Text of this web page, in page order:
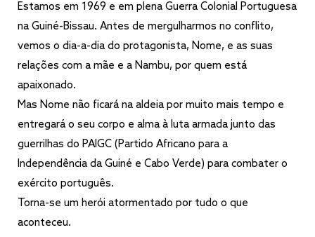
Estamos em 1969 e em plena Guerra Colonial Portuguesa
na Guiné-Bissau. Antes de mergulharmos no conflito,
vemos o dia-a-dia do protagonista, Nome, e as suas
relações com a mãe e a Nambu, por quem está
apaixonado.
Mas Nome não ficará na aldeia por muito mais tempo e
entregará o seu corpo e alma à luta armada junto das
guerrilhas do PAIGC (Partido Africano para a
Independência da Guiné e Cabo Verde) para combater o
exército português.
Torna-se um herói atormentado por tudo o que
aconteceu.